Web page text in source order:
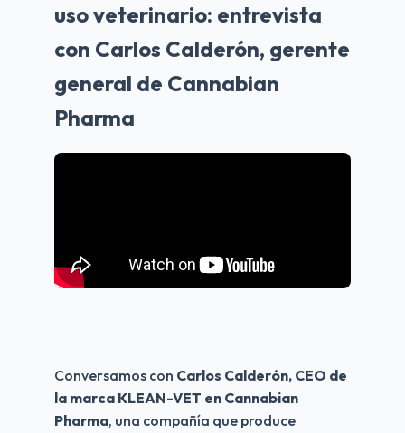
uso veterinario: entrevista
con Carlos Calderón, gerente
general de Cannabian
Pharma
Conversamos con Carlos Calderón, CEO de
la marca KLEAN-VET en Cannabian
Pharma, una compañía que produce